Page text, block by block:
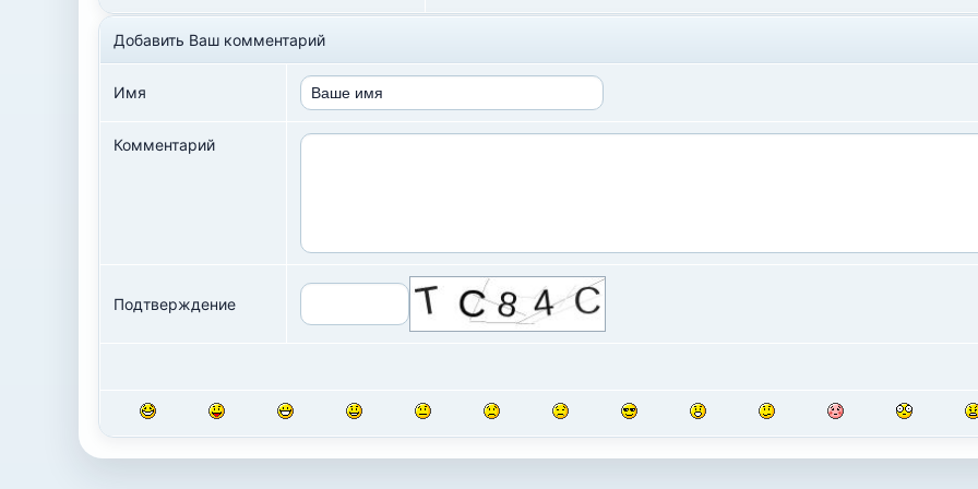
Добавить Ваш комментарий
Имя
Комментарий
Подтверждение